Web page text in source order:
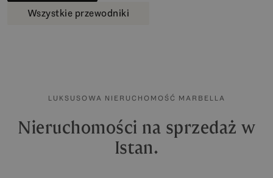
Wszystkie przewodniki
LUKSUSOWA NIERUCHOMOŚĆ MARBELLA
Nieruchomości na sprzedaż w
Istan.